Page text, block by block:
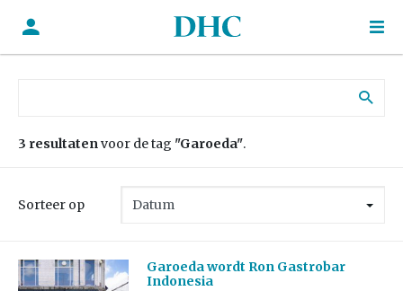
3 resultatenvoor de tag "Garoeda".
Sorteer op
Garoeda wordt Ron Gastrobar
Indonesia